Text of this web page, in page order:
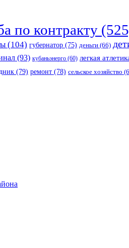
по контракту
(104) губернатор (75) деньги (66)
(93) кубаньэнерго (60) легкая
(79) ремонт (78) сельское хозяйство